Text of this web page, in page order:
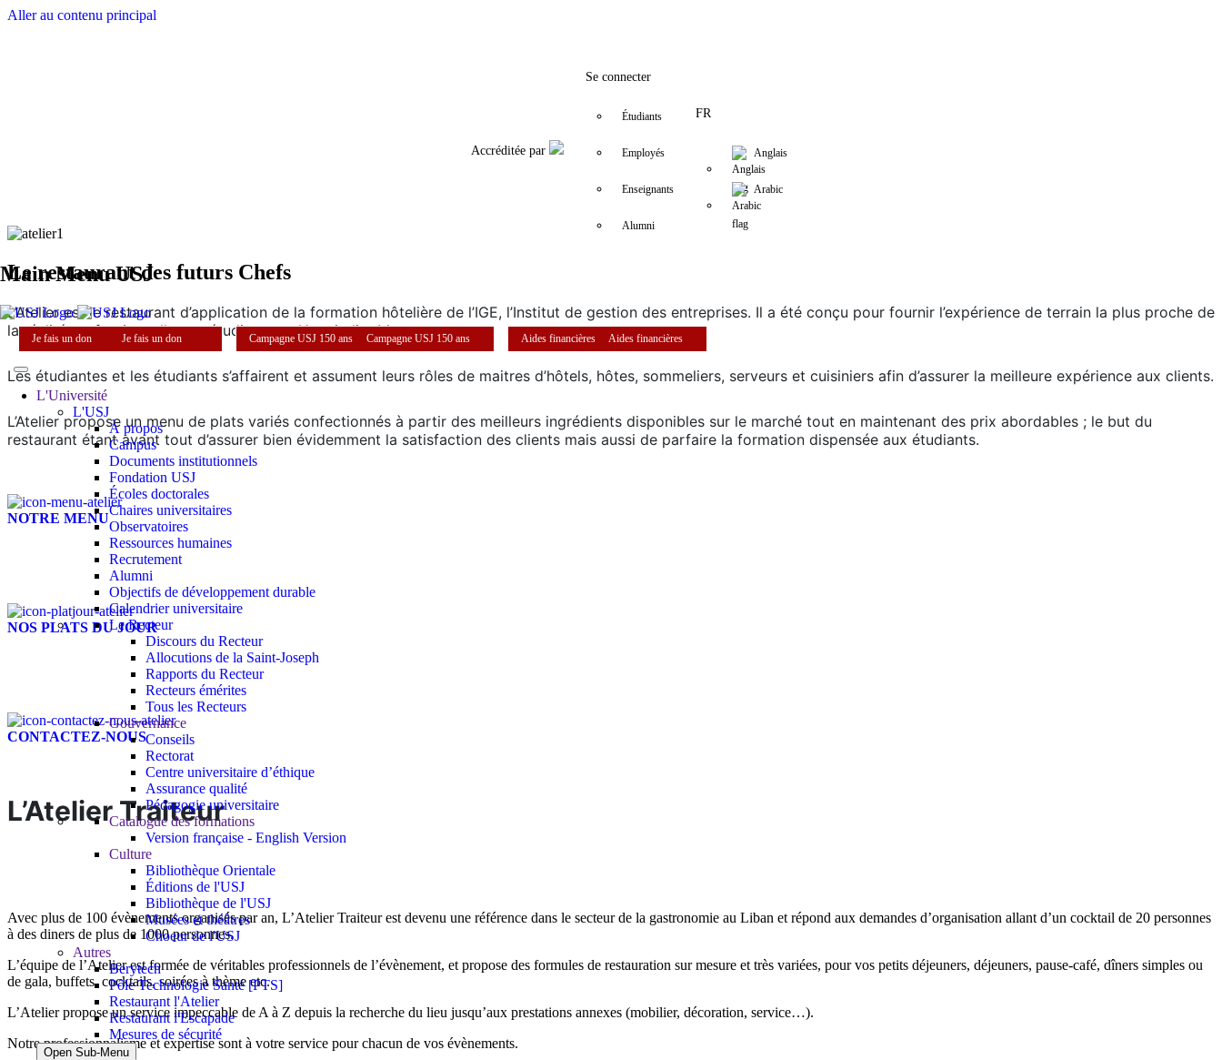
Aller au contenu principal
Accréditée par
Se connecter
Étudiants
Employés
Enseignants
Alumni
FR
Anglais
Arabic
Main Menu USJ
Je fais un don Je fais un don Campagne USJ 150 ans Campagne USJ 150 ans Aides financières Aides financières
L'Université
L'USJ
À propos
Campus
Documents institutionnels
Fondation USJ
Écoles doctorales
Chaires universitaires
Observatoires
Ressources humaines
Recrutement
Alumni
Objectifs de développement durable
Calendrier universitaire
Le Recteur
Discours du Recteur
Allocutions de la Saint-Joseph
Rapports du Recteur
Recteurs émérites
Tous les Recteurs
Gouvernance
Conseils
Rectorat
Centre universitaire d’éthique
Assurance qualité
Pédagogie universitaire
Catalogue des formations
Version française - English Version
Culture
Bibliothèque Orientale
Éditions de l'USJ
Bibliothèque de l'USJ
Musées et théâtres
Choeur de l'USJ
Autres
Berytech
Pôle Technologie Santé [PTS]
Restaurant l'Atelier
Restaurant l'Escapade
Mesures de sécurité
Open Sub-Menu
Le restaurant des futurs Chefs
L’Atelier est le restaurant d’application de la formation hôtelière de l’IGE, l’Institut de gestion des entreprises. Il a été conçu pour fournir l’expérience de terrain la plus proche de
la réalité professionnelle aux étudiants en Hospitality Management.
Les étudiantes et les étudiants s’affairent et assument leurs rôles de maitres d’hôtels, hôtes, sommeliers, serveurs et cuisiniers afin d’assurer la meilleure expérience aux clients.
L’Atelier propose un menu de plats variés confectionnés à partir des meilleurs ingrédients disponibles sur le marché tout en maintenant des prix abordables ; le but du
restaurant étant avant tout d’assurer bien évidemment la satisfaction des clients mais aussi de parfaire la formation dispensée aux étudiants.
NOTRE MENU
NOS PLATS DU JOUR
CONTACTEZ-NOUS
L’Atelier Traiteur
Avec plus de 100 évènements organisés par an, L’Atelier Traiteur est devenu une référence dans le secteur de la gastronomie au Liban et répond aux demandes d’organisation allant d’un cocktail de 20 personnes
à des diners de plus de 1000 personnes.
L’équipe de l’Atelier est formée de véritables professionnels de l’évènement, et propose des formules de restauration sur mesure et très variées, pour vos petits déjeuners, déjeuners, pause-café, dîners simples ou
de gala, buffets, cocktails, soirées à thème etc.
L’Atelier propose un service impeccable de A à Z depuis la recherche du lieu jusqu’aux prestations annexes (mobilier, décoration, service…).
Notre professionnalisme et expertise sont à votre service pour chacun de vos évènements.